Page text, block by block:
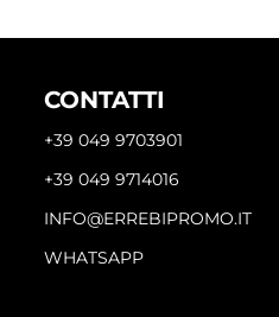
CONTATTI
+39 049 9703901
+39 049 9714016
INFO@ERREBIPROMO.IT
WHATSAPP